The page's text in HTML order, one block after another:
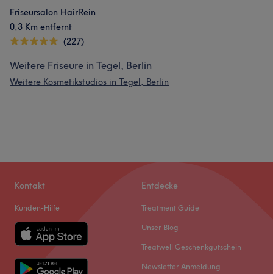
Friseursalon HairRein
0,3 Km entfernt
(227)
Weitere Friseure in Tegel, Berlin
Weitere Kosmetikstudios in Tegel, Berlin
Kontakt
Kunden-Hilfe
Entdecke
Treatment Guide
Unser Blog
Treatwell Geschenkgutschein
Newsletter Anmeldung